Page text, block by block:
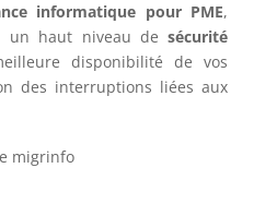
informatique pour PME,
un haut niveau desécurité
disponibilité de vos
des interruptions liées aux